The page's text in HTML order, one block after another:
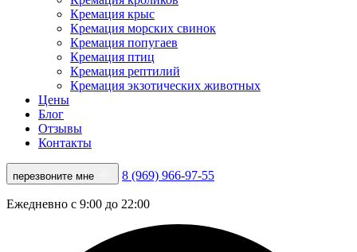
Кремация крыс
Кремация морских свинок
Кремация попугаев
Кремация птиц
Кремация рептилий
Кремация экзотических животных
Цены
Блог
Отзывы
Контакты
перезвоните мне 8 (969) 966-97-55
Ежедневно с 9:00 до 22:00